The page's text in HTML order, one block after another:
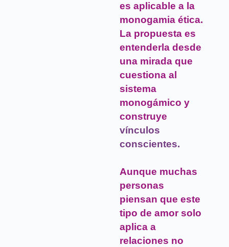
es aplicable a la
monogamia ética.
La propuesta es
entenderla desde
una mirada que
cuestiona al
sistema
monogámico y
construye
vínculos
conscientes.
Aunque muchas
personas
piensan que este
tipo de amor solo
aplica a
relaciones no